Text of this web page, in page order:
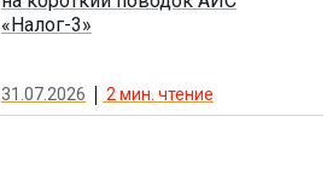
«Налог-3»
31.07.2026 2 мин. чтение